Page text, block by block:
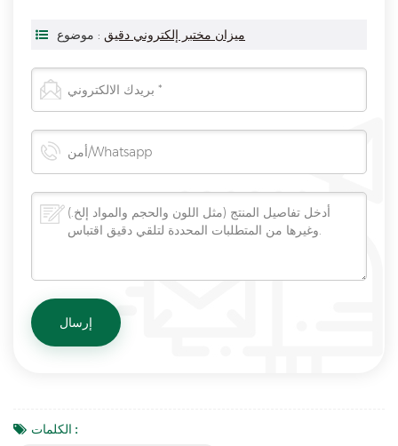
موضوع : ميزان مختبر إلكتروني دقيق
الكلمات :